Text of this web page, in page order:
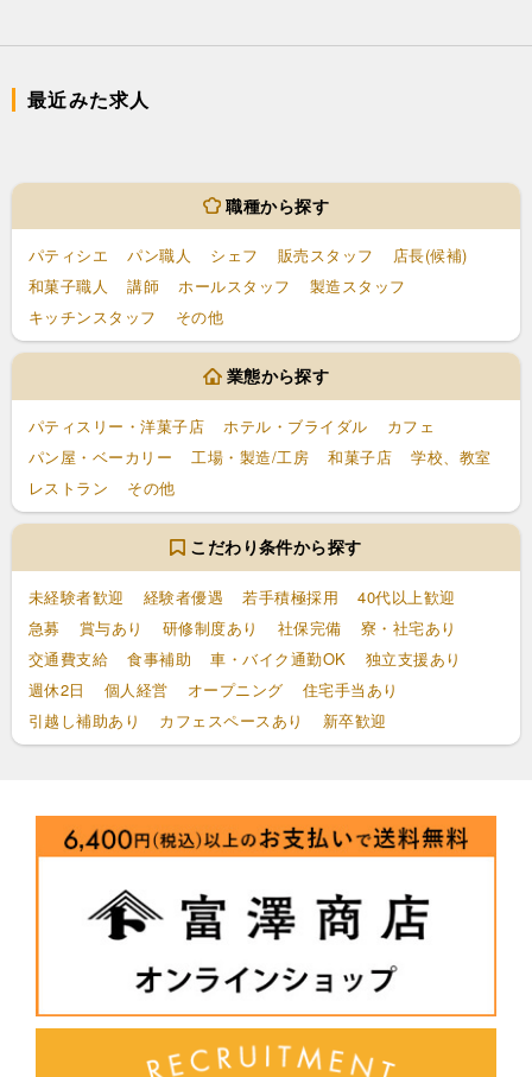
最近みた求人
職種から探す
パティシエ パン職人 シェフ 販売スタッフ
店長(候補)
和菓子職人
講師 ホールスタッフ
製造スタッフ
キッチンスタッフ
その他
業態から探す
パティスリー・洋菓子店 ホテル・ブライダル
カフェ
パン屋・ベーカリー
工場・製造/工房 和菓子店
学校、教室
レストラン
その他
こだわり条件から探す
未経験者歓迎 経験者優遇 若手積極採用
40代以上歓迎
急募
賞与あり 研修制度あり 社保完備
寮・社宅あり
交通費支給
食事補助 車・バイク通勤OK
独立支援あり
週休2日
個人経営 オープニング
住宅手当あり
引越し補助あり
カフェスペースあり 新卒歓迎